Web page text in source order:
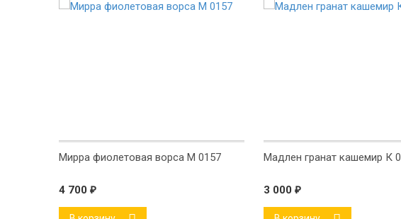
Мирра фиолетовая ворса М 0157
4 700 ₽
Мадлен гранат кашемир К
3 000 ₽